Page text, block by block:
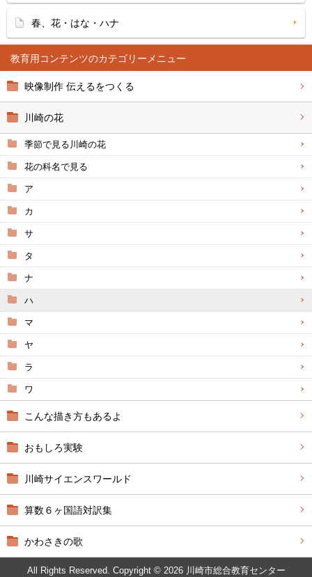
教育用コンテンツ
映像制作 伝えるをつくる
川崎の花
季節で見る川崎の花
花の科名で見る
ア
カ
サ
タ
ナ
ハ
マ
ヤ
ラ
ワ
こんな描き方もあるよ
おもしろ実験
川崎サイエンスワールド
算数６ヶ国語対訳集
かわさきの歌
春、花・はな・ハナ
All Rights Reserved. Copyright © 2026 川崎市総合教育センター